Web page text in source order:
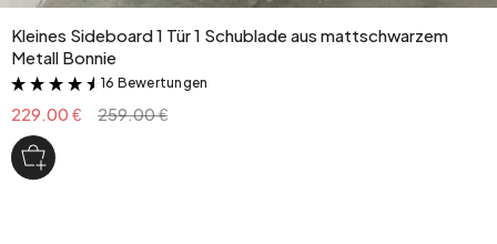
Kleines Sideboard 1 Tür 1 Schublade aus mattschwarzem
Metall Bonnie
&
16 Bewertungen
229.00 € 259.00 €